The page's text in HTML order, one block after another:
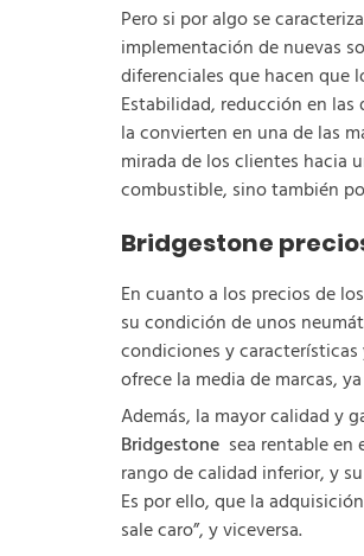
Pero si por algo se
implementación de nuevas
diferenciales que hacen que
Estabilidad, reducción en
la convierten en una de las
mirada de los clientes hacia
combustible, sino también
Bridgestone
En cuanto a los precios de
su condición de unos
condiciones y características
ofrece la media de marcas,
Además, la mayor calidad y
Bridgestone sea rentable
rango de calidad inferior, y
Es por ello, que la
sale caro”, y viceversa.